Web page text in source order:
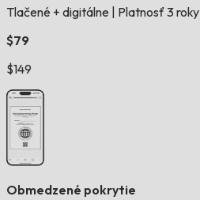
Tlačené + digitálne
Platnosť 3 roky
$79
$149
Obmedzené pokrytie